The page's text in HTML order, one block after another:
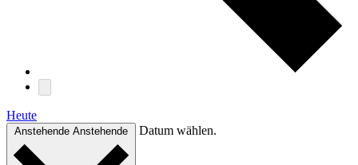
Heute
Anstehende Anstehende Datum wählen.